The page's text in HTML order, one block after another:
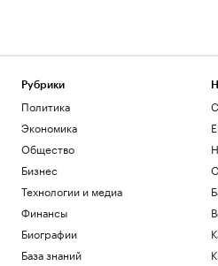
Рубрики
Политика
Экономика
Общество
Бизнес
Технологии и медиа
Финансы
Биографии
База знаний